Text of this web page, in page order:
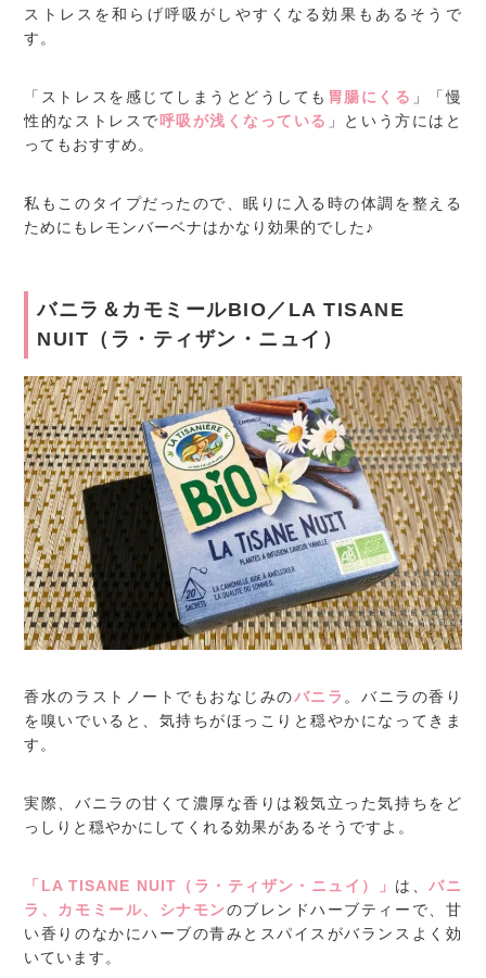
ストレスを和らげ呼吸がしやすくなる効果もあるそうで
す。
「ストレスを感じてしまうとどうしても 胃腸にくる 」「慢
性的なストレスで呼吸が浅くなっている 」という方にはと
ってもおすすめ。
私もこのタイプだったので、眠りに入る時の体調を整える
ためにもレモンバーベナはかなり効果的でした♪
バニラ＆カモミールBIO／LA TISANE
NUIT（ラ・ティザン・ニュイ）
香水のラストノートでもおなじみのバニラ 。バニラの香り
を嗅いでいると、気持ちがほっこりと穏やかになってきま
す。
実際、バニラの甘くて濃厚な香りは殺気立った気持ちをど
っしりと穏やかにしてくれる効果があるそうですよ。
「LA TISANE NUIT（ラ・ティザン・ニュイ）」 は、バニ
ラ、カモミール、シナモンのブレンドハーブティーで、甘
い香りのなかにハーブの青みとスパイスがバランスよく効
いています。